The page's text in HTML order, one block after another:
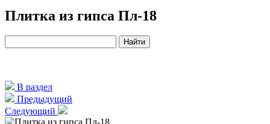
Плитка из гипса Пл-18
В раздел
Предыдущий
Следующий